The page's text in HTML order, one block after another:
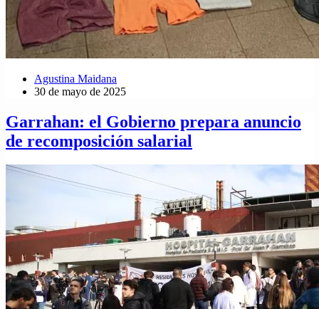
Agustina Maidana
30 de mayo de 2025
Garrahan: el Gobierno prepara anuncio
de recomposición salarial